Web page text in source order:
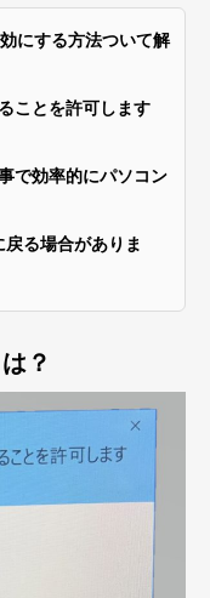
にする方法ついて解
ことを許可します
で効率的にパソコン
る場合がありま
？